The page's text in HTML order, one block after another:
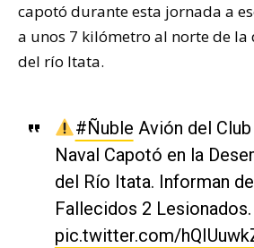
capotó durante esta jornada a
a unos 7 kilómetro al norte de la
del río Itata.
#Ñuble Avión del
Naval Capotó en la
del Río Itata. Informan
Fallecidos 2 Lesionados.
pic.twitter.com/